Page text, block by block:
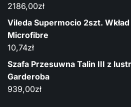
2186,00zł
Vileda Supermocio 2szt.
Microfibre
10,74zł
Szafa Przesuwna Talin III z
Garderoba
939,00zł